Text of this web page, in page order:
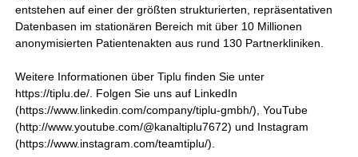
entstehen auf einer der größten strukturierten, repräsentativen
Datenbasen im stationären Bereich mit über 10 Millionen
anonymisierten Patientenakten aus rund 130 Partnerkliniken.
Weitere Informationen über Tiplu finden Sie unter
https://tiplu.de/. Folgen Sie uns auf LinkedIn
(https://www.linkedin.com/company/tiplu-gmbh/), YouTube
(http://www.youtube.com/@kanaltiplu7672) und Instagram
(https://www.instagram.com/teamtiplu/).